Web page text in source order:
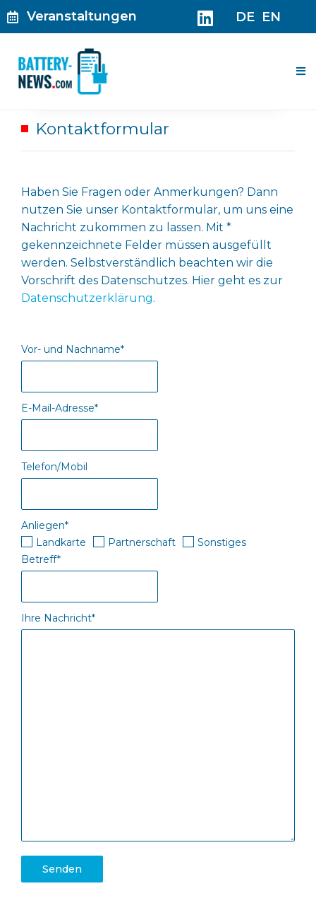
Zum
Inhalt
Veranstaltungen DE EN
Kontaktformular
Haben Sie Fragen oder Anmerkungen? Dann
nutzen Sie unser Kontaktformular, um uns eine
Nachricht zukommen zu lassen. Mit *
gekennzeichnete Felder müssen ausgefüllt
werden. Selbstverständlich beachten wir die
Vorschrift des Datenschutzes. Hier geht es zur
Datenschutzerklärung.
Vor- und Nachname*
E-Mail-Adresse*
Telefon/Mobil
Anliegen*
Landkarte
Partnerschaft
Sonstiges
Betreff*
Ihre Nachricht*